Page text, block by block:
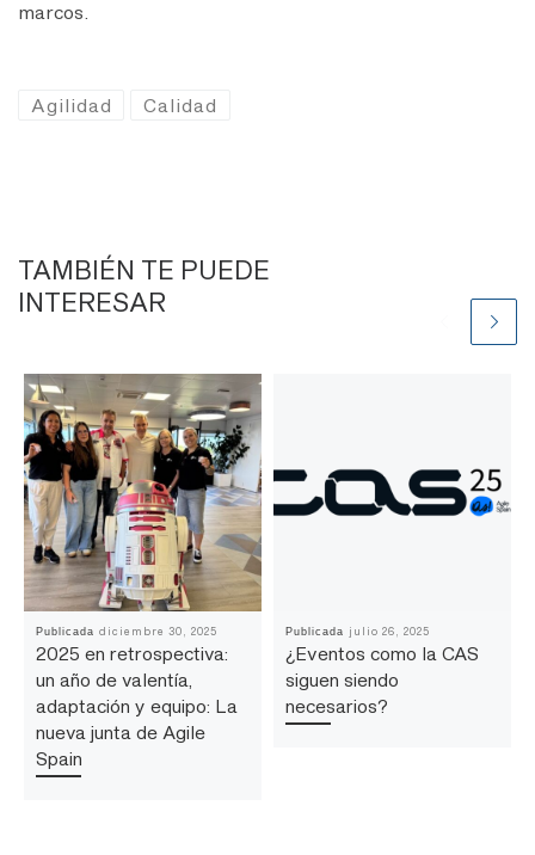
marcos.
Agilidad Calidad
TAMBIÉN TE PUEDE
INTERESAR
Publicadadiciembre 30, 2025
2025 en retrospectiva:
un año de valentía,
adaptación y equipo: La
nueva junta de Agile
Spain
Publicada julio 26, 2025
¿Eventos como la CAS
siguen siendo
necesarios?